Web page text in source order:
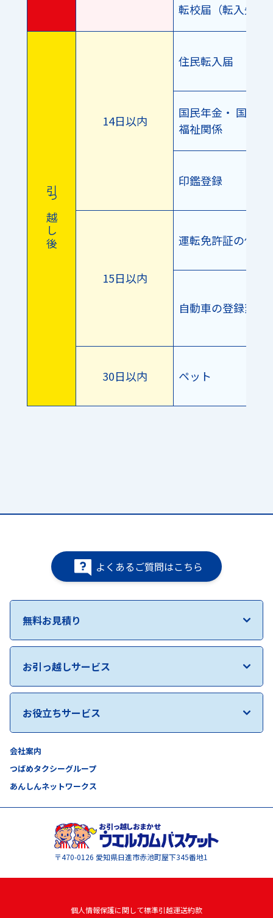
転校届（転入先）
引 っ 越 し 後
14日以内
住民転入届
国民年金・ 国民健
福祉関係
印鑑登録
15日以内
運転免許証の住所
自動車の登録変更
30日以内 ペット
よくあるご質問はこちら
無料お見積り
お引っ越しサービス
お役立ちサービス
会社案内
つばめタクシーグループ
あんしんネットワークス
〒470-0126 愛知県日進市赤池町屋下345番地1
個人情報保護に関して標準引越運送約款